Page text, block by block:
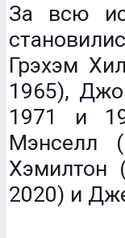
За всю
Грэхэм
1965),
1971 и
Мэнселл
Хэмилтон
2020) и